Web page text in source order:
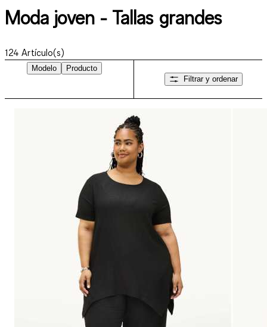
Moda joven - Tallas grandes
124 Artículo(s)
Modelo
Producto
Filtrar y ordenar